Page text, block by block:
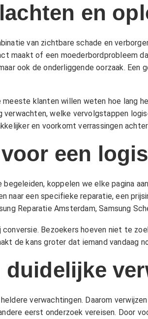
en
van zichtbare schade en
maakt of een moederbordprobleem
ook de onderliggende oorzaak.
klanten willen weten hoe lang
verwachten, welke vervolgstappen
en voorkomt verrassingen
een
koppelen we elke pagina
naar een specifieke reparatie, een
Reparatie Amsterdam,Samsung
Bezoekers hoeven niet te
de kans groter dat iemand vandaag
verwachtingen. Daarom
eerst onderzoek vereisen. Door